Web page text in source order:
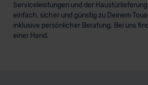
Serviceleistungen und der
einfach, sicher und günstig zu Deinem
inklusive persönlicher Beratung. Bei uns
einer Hand.